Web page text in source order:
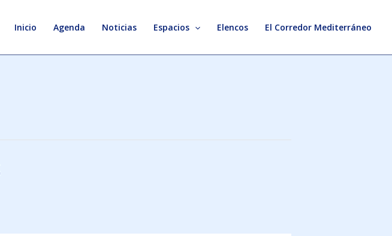
Inicio Agenda Noticias Espacios Elencos El Corredor Mediterráneo